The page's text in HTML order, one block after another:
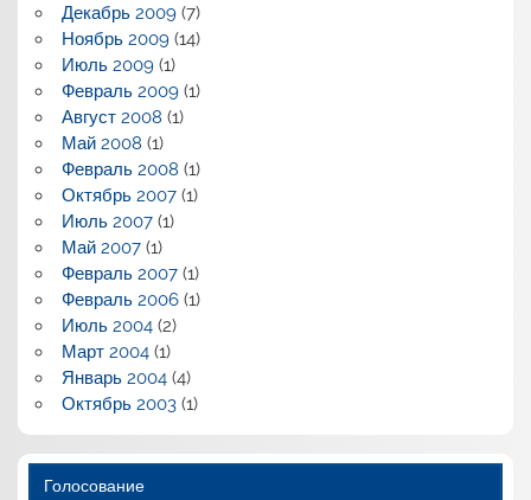
Декабрь 2009(7)
Ноябрь 2009(14)
Июль 2009(1)
Февраль 2009(1)
Август 2008 (1)
Май 2008 (1)
Февраль 2008 (1)
Октябрь 2007(1)
Июль 2007(1)
Май 2007(1)
Февраль 2007(1)
Февраль 2006(1)
Июль 2004(2)
Март 2004(1)
Январь 2004(4)
Октябрь 2003(1)
Голосование